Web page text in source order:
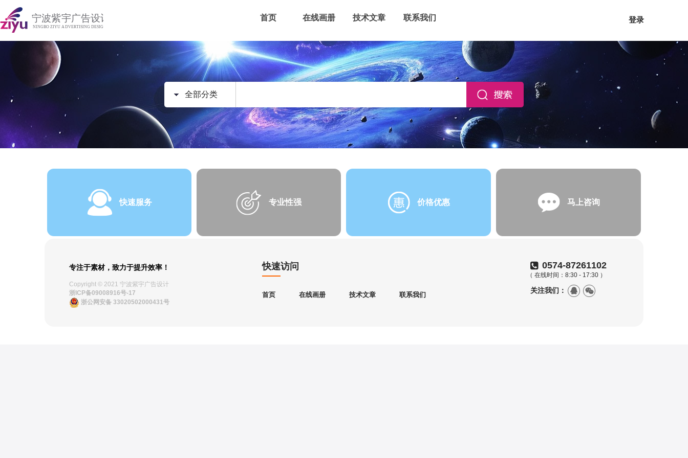
登录
首页 在线画册 技术文章 联系我们
全部分类
快速服务 专业性强 价格优惠 马上咨询
专注于素材，致力于提升效率！
Copyright © 2021 宁波紫宇广告设计
浙ICP备09008916号-17
浙公网安备 33020502000431号
快速访问
首页 在线画册 技术文章 联系我们
0574-87261102
（ 在线时间：8:30 - 17:30 ）
关注我们：